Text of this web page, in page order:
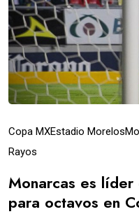
Copa MXEstadio Morelos
Rayos
Monarcas es
para octavos en